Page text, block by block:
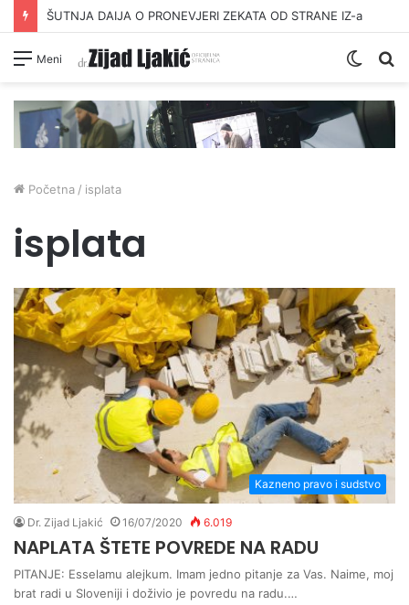
ŠUTNJA DAIJA O PRONEVJERI ZEKATA OD STRANE IZ-a
Meni
Switch
Početna / isplata
isplata
Kazneno pravo i sudstvo
Dr. Zijad Ljakić 16/07/2020 6.019
NAPLATA ŠTETE POVREDE NA RADU
PITANJE: Esselamu alejkum. Imam jedno pitanje za Vas. Naime, moj
brat radi u Sloveniji i doživio je povredu na radu.…